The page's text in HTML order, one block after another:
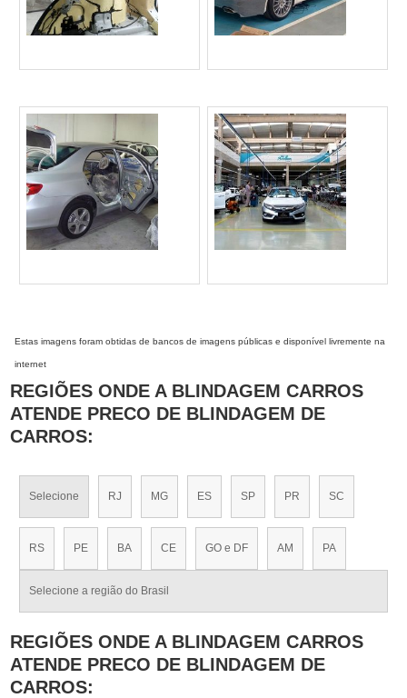
Estas imagens foram obtidas de bancos de imagens públicas e disponível livremente na
internet
REGIÕES ONDE A BLINDAGEM CARROS
ATENDE PRECO DE BLINDAGEM DE
CARROS:
Selecione RJ MG ES SP PR SC
RS PE BA CE GO e DF AM PA
Selecione a região do Brasil
REGIÕES ONDE A BLINDAGEM CARROS
ATENDE PRECO DE BLINDAGEM DE
CARROS: